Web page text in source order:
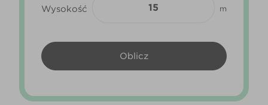
Wysokość m